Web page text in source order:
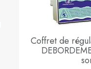
Coffret de